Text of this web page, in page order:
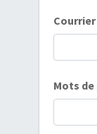
Mots de